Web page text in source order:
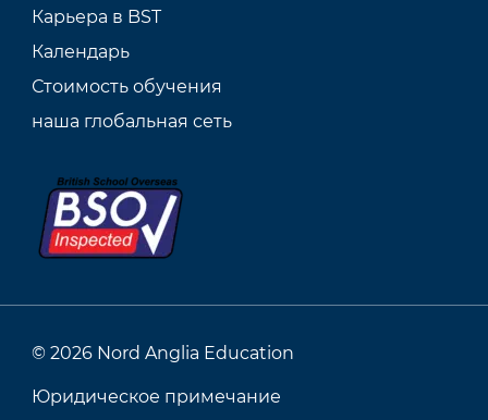
Карьера в BST
Календарь
Стоимость обучения
наша глобальная сеть
© 2026 Nord Anglia Education
Юридическое примечание